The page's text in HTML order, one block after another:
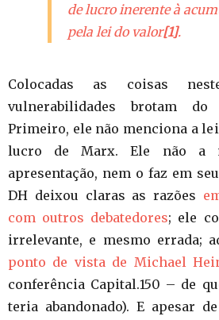
de lucro inerente à
pela lei do valor[1].
Colocadas as coisas
vulnerabilidades brotam
Primeiro, ele não menciona a lei
lucro de Marx. Ele não a
apresentação, nem o faz em
DH deixou claras as razões
com outros debatedores; ele
irrelevante, e mesmo errada;
ponto de vista de Michael
conferência Capital.150 – de
teria abandonado). E apesar